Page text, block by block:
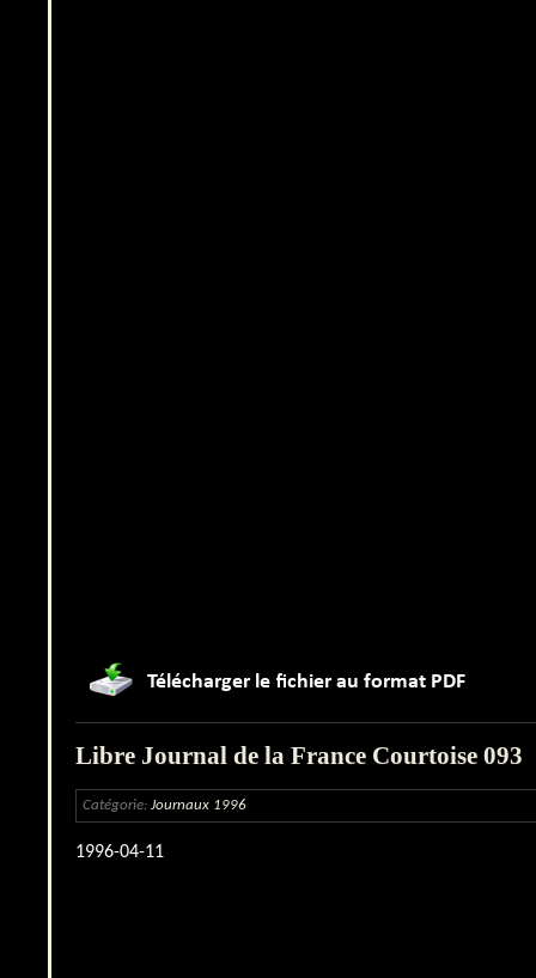
Libre Journal de la France Courtoise 093
Catégorie: Journaux 1996
1996-04-11